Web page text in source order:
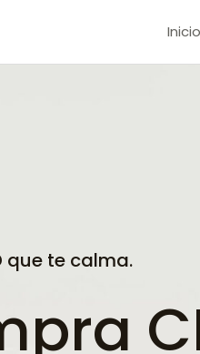
Inicio
que te calma.